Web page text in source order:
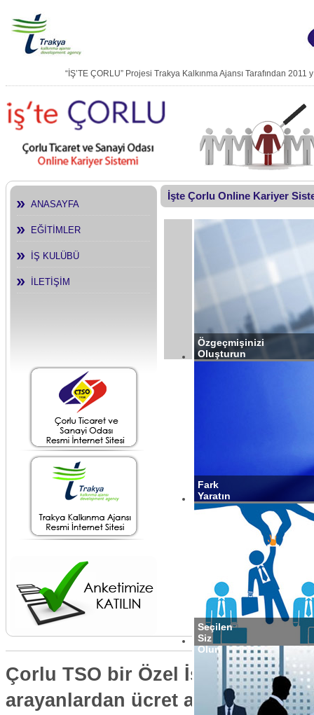
“İŞ’TE ÇORLU” Projesi Trakya Kalkınma Ajansı Tarafından
ANASAYFA
EĞİTİMLER
İŞ KULÜBÜ
İLETİŞİM
İşte Çorlu Online Kariyer
Özgeçmişinizi
Oluşturun
Fark
Yaratın
Seçilen
Siz
Olun
Çorlu TSO bir Özel İstihdam
arayanlardan ücret alınmaz.